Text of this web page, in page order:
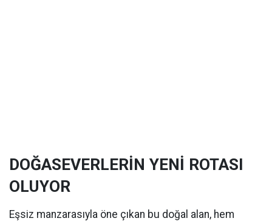
DOĞASEVERLERİN YENİ ROTASI
OLUYOR
Eşsiz manzarasıyla öne çıkan bu doğal alan, hem